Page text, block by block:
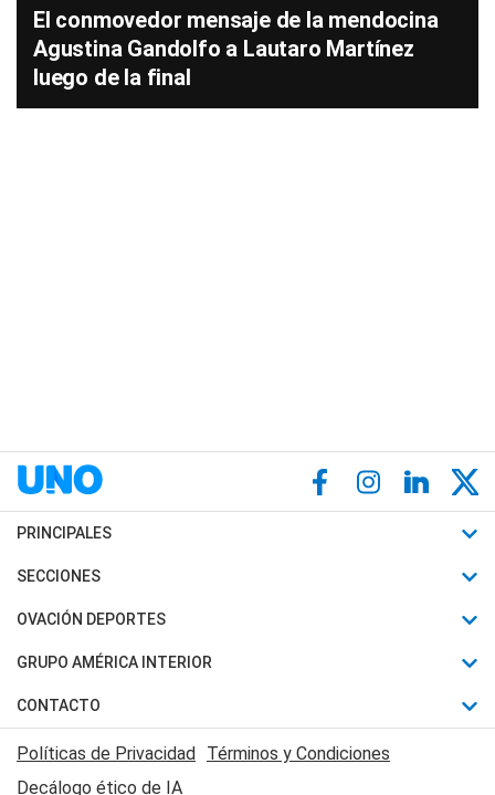
El conmovedor mensaje de la mendocina
Agustina Gandolfo a Lautaro Martínez
luego de la final
PRINCIPALES
Últimas Noticias
Política
Judiciales
Economia
SECCIONES
Horóscopo
Motores
Trucos caseros
Series y Películas
OVACIÓN DEPORTES
Fútbol
Mundial
Automovilismo
Rugby
GRUPO AMÉRICA INTERIOR
Canal 7 en Vivo
CONTACTO
Acerca de Nosotros
Contactanos
Políticas de Privacidad Términos y Condiciones
Decálogo ético de IA